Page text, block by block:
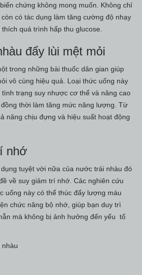
chứng không mong muốn. Không chỉ
có tác dụng làm tăng cường độ nhạy
quá trình hấp thu glucose.
đẩy lùi mệt mỏi
trong những bài thuốc dân gian giúp
vô cùng hiệu quả. Loại thức uống này
trạng suy nhược cơ thể và nâng cao
thời làm tăng mức năng lượng. Từ
năng chịu đựng và hiệu suất hoạt động
nhớ
tuyệt vời nữa của nước trái nhàu đó
về suy giảm trí nhớ. Các nghiên cứu
uống này có thể thúc đẩy lượng máu
chức năng bộ nhớ, giúp bạn duy trì
mà không bị ảnh hưởng đến yếu tố